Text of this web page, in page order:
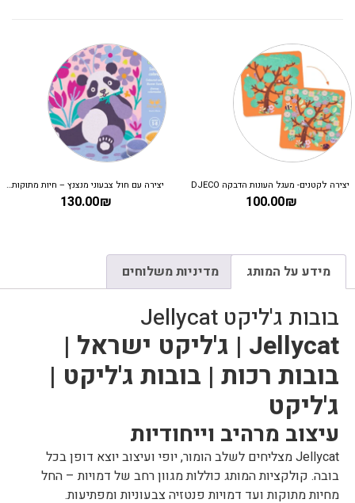
יצירה לקטנים- מעגל העונות הדבקה DJECO
100.00₪
יצירה עם חול צבעוני מנצנץ – חיות מתוקות DJECO
130.00₪
מידע על המותג מדיניות משלוחים
בובות ג'ליקט Jellycat
Jellycat | ג'ליקט ישראל |
בובות רכות | בובות ג'ליקט |
ג'ליקט
עיצוב מרהיב וייחודיות
Jellycat מצליחים לשלב הומור, יופי ועיצוב יוצא דופן בכל
בובה. קולקציות המותג כוללות מגוון רחב של דמויות – החל
מחיות מתוקות ועד דמויות פנטזיה צבעוניות ומפתיעות.